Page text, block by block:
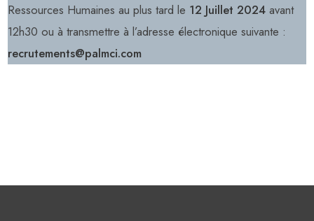
Ressources Humaines au plus tard le 12 Juillet 2024 avant
12h30 ou à transmettre à l’adresse électronique suivante :
recrutements@palmci.com